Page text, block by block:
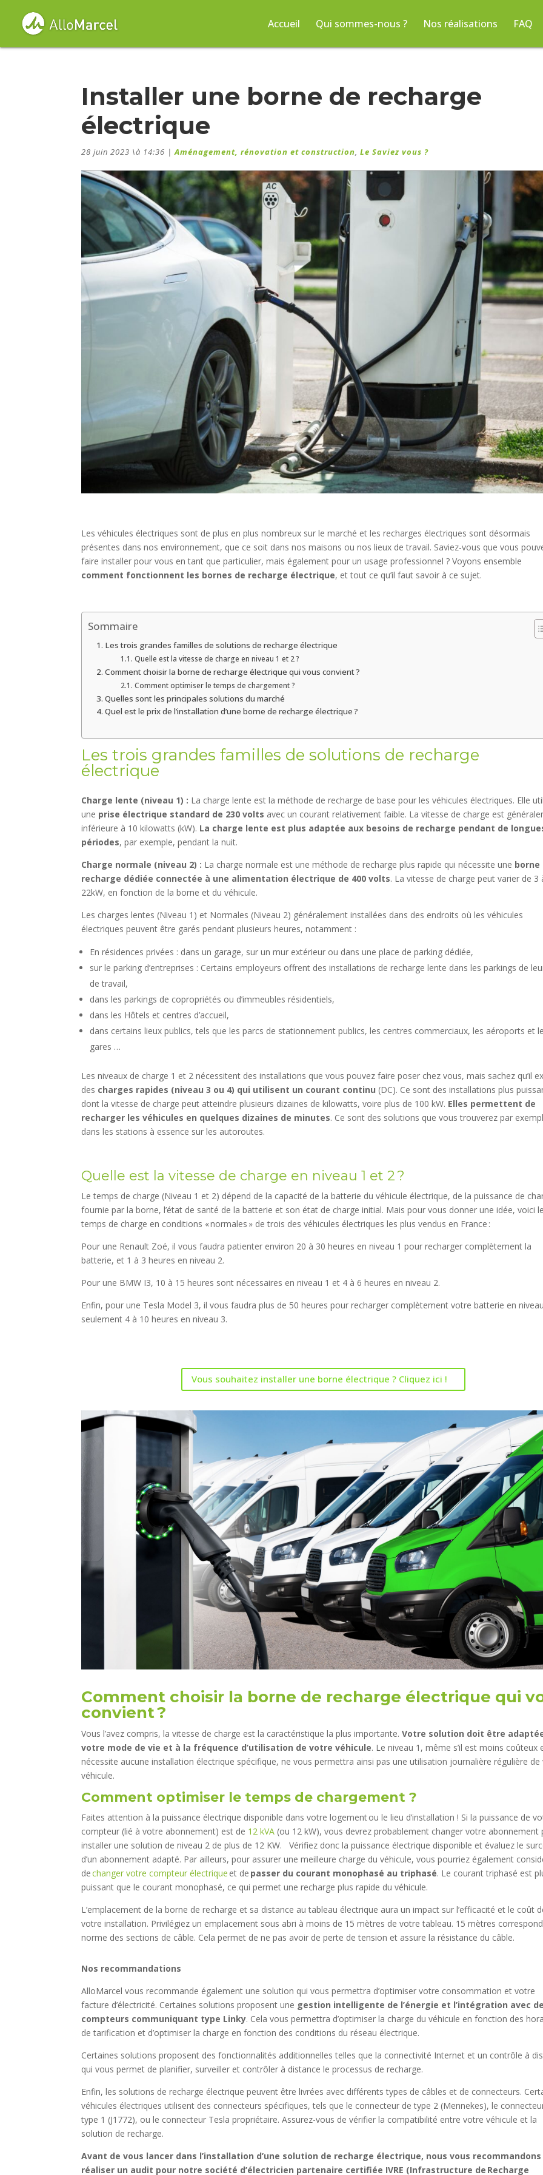
Accueil Qui sommes-nous ? Nos réalisations FAQ
Installer une borne de recharge
électrique
28 juin 2023 \à 14:36 |Aménagement, rénovation et construction,Le Saviez vous ?
Les véhicules électriques sont de plus en plus nombreux sur le marché et les recharges électriques sont désormais
présentes dans nos environnement, que ce soit dans nos maisons ou nos lieux de travail. Saviez-vous que vous
faire installer pour vous en tant que particulier, mais également pour un usage professionnel ? Voyons ensemble
comment fonctionnent les bornes de recharge électrique, et tout ce qu’il faut savoir à ce sujet.
Sommaire
Les trois grandes familles de solutions de recharge électrique
Quelle est la vitesse de charge en niveau 1 et 2 ?
Comment choisir la borne de recharge électrique qui vous convient ?
Comment optimiser le temps de chargement ?
Quelles sont les principales solutions du marché
Quel est le prix de l’installation d’une borne de recharge électrique ?
Les trois grandes familles de solutions de recharge
électrique
Charge lente (niveau 1) : La charge lente est la méthode de recharge de base pour les véhicules électriques. Elle
une prise électrique standard de 230 volts avec un courant relativement faible. La vitesse de charge est
inférieure à 10 kilowatts (kW). La charge lente est plus adaptée aux besoins de recharge pendant de
périodes, par exemple, pendant la nuit.
Charge normale (niveau 2) : La charge normale est une méthode de recharge plus rapide qui nécessite une borne
recharge dédiée connectée à une alimentation électrique de 400 volts. La vitesse de charge peut varier de 3
22kW, en fonction de la borne et du véhicule.
Les charges lentes (Niveau 1) et Normales (Niveau 2) généralement installées dans des endroits où les véhicules
électriques peuvent être garés pendant plusieurs heures, notamment :
En résidences privées : dans un garage, sur un mur extérieur ou dans une place de parking dédiée,
sur le parking d’entreprises : Certains employeurs offrent des installations de recharge lente dans les parkings de
de travail,
dans les parkings de copropriétés ou d’immeubles résidentiels,
dans les Hôtels et centres d’accueil,
dans certains lieux publics, tels que les parcs de stationnement publics, les centres commerciaux, les aéroports et
gares …
Les niveaux de charge 1 et 2 nécessitent des installations que vous pouvez faire poser chez vous, mais sachez qu’il
des charges rapides (niveau 3 ou 4) qui utilisent un courant continu (DC). Ce sont des installations plus
dont la vitesse de charge peut atteindre plusieurs dizaines de kilowatts, voire plus de 100 kW. Elles permettent de
recharger les véhicules en quelques dizaines de minutes. Ce sont des solutions que vous trouverez par
dans les stations à essence sur les autoroutes.
Quelle est la vitesse de charge en niveau 1 et 2 ?
Le temps de charge (Niveau 1 et 2) dépend de la capacité de la batterie du véhicule électrique, de la puissance de
fournie par la borne, l’état de santé de la batterie et son état de charge initial. Mais pour vous donner une idée, voici
temps de charge en conditions « normales » de trois des véhicules électriques les plus vendus en France :
Pour une Renault Zoé, il vous faudra patienter environ 20 à 30 heures en niveau 1 pour recharger complètement la
batterie, et 1 à 3 heures en niveau 2.
Pour une BMW I3, 10 à 15 heures sont nécessaires en niveau 1 et 4 à 6 heures en niveau 2.
Enfin, pour une Tesla Model 3, il vous faudra plus de 50 heures pour recharger complètement votre batterie en
seulement 4 à 10 heures en niveau 3.
Vous souhaitez installer une borne électrique ? Cliquez ici !
Comment choisir la borne de recharge électrique qui
convient ?
Vous l’avez compris, la vitesse de charge est la caractéristique la plus importante.Votre solution doit être
votre mode de vie et à la fréquence d’utilisation de votre véhicule. Le niveau 1, même s’il est moins coûteux
nécessite aucune installation électrique spécifique, ne vous permettra ainsi pas une utilisation journalière régulière de
véhicule.
Comment optimiser le temps de chargement ?
Faites attention à la puissance électrique disponible dans votre logement ou le lieu d’installation ! Si la puissance de
compteur (lié à votre abonnement) est de 12 kVA (ou 12 kW), vous devrez probablement changer votre abonnement
installer une solution de niveau 2 de plus de 12 KW. Vérifiez donc la puissance électrique disponible et évaluez le
d’un abonnement adapté. Par ailleurs, pour assurer une meilleure charge du véhicule, vous pourriez également
dechanger votre compteur électrique et de passer du courant monophasé au triphasé. Le courant triphasé est
puissant que le courant monophasé, ce qui permet une recharge plus rapide du véhicule.
L’emplacement de la borne de recharge et sa distance au tableau électrique aura un impact sur l’efficacité et le coût
votre installation. Privilégiez un emplacement sous abri à moins de 15 mètres de votre tableau. 15 mètres
norme des sections de câble. Cela permet de ne pas avoir de perte de tension et assure la résistance du câble.
Nos recommandations
AlloMarcel vous recommande également une solution qui vous permettra d’optimiser votre consommation et votre
facture d’électricité. Certaines solutions proposent une gestion intelligente de l’énergie et l’intégration avec
compteurs communiquant type Linky. Cela vous permettra d’optimiser la charge du véhicule en fonction des
de tarification et d’optimiser la charge en fonction des conditions du réseau électrique.
Certaines solutions proposent des fonctionnalités additionnelles telles que la connectivité Internet et un contrôle à
qui vous permet de planifier, surveiller et contrôler à distance le processus de recharge.
Enfin, les solutions de recharge électrique peuvent être livrées avec différents types de câbles et de connecteurs.
véhicules électriques utilisent des connecteurs spécifiques, tels que le connecteur de type 2 (Mennekes), le
type 1 (J1772), ou le connecteur Tesla propriétaire. Assurez-vous de vérifier la compatibilité entre votre véhicule et la
solution de recharge.
Avant de vous lancer dans l’installation d’une solution de recharge électrique, nous vous recommandons
réaliser un audit pour notre société d’électricien partenaire certifiée IVRE (Infrastructure de Recharge